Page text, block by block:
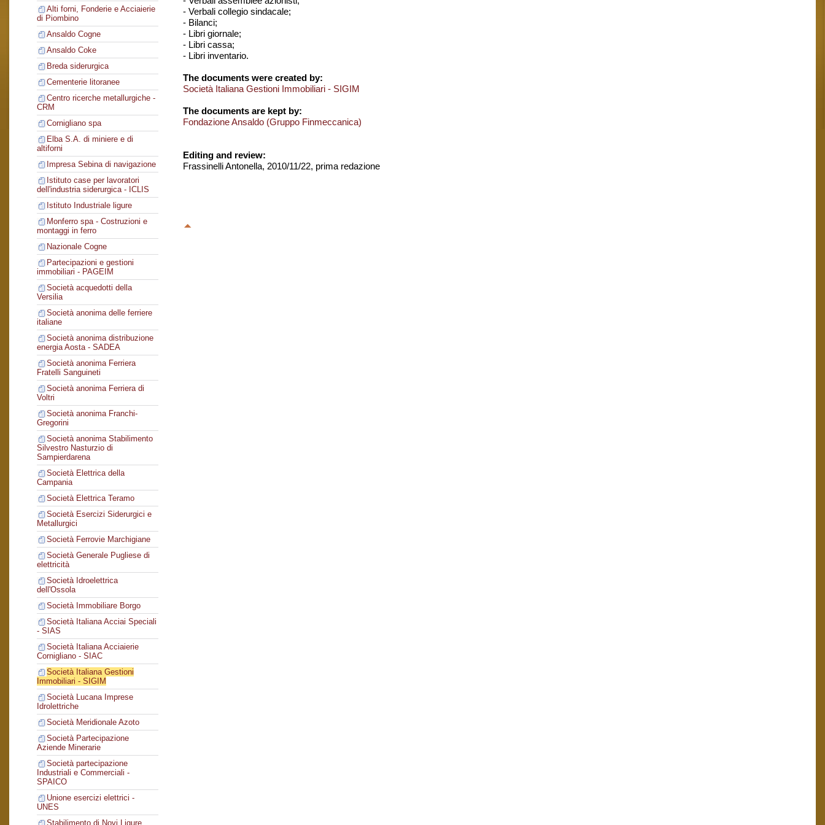
Alti forni, Fonderie e Acciaierie
di Piombino
Ansaldo Cogne
Ansaldo Coke
Breda siderurgica
Cementerie litoranee
Centro ricerche metallurgiche -
CRM
Cornigliano spa
Elba S.A. di miniere e di
altiforni
Impresa Sebina di navigazione
Istituto case per lavoratori
dell'industria siderurgica - ICLIS
Istituto Industriale ligure
Monferro spa - Costruzioni e
montaggi in ferro
Nazionale Cogne
Partecipazioni e gestioni
immobiliari - PAGEIM
Società acquedotti della
Versilia
Società anonima delle ferriere
italiane
Società anonima distribuzione
energia Aosta - SADEA
Società anonima Ferriera
Fratelli Sanguineti
Società anonima Ferriera di
Voltri
Società anonima Franchi-
Gregorini
Società anonima Stabilimento
Silvestro Nasturzio di
Sampierdarena
Società Elettrica della
Campania
Società Elettrica Teramo
Società Esercizi Siderurgici e
Metallurgici
Società Ferrovie Marchigiane
Società Generale Pugliese di
elettricità
Società Idroelettrica
dell'Ossola
Società Immobiliare Borgo
Società Italiana Acciai Speciali
- SIAS
Società Italiana Acciaierie
Cornigliano - SIAC
Società Italiana Gestioni
Immobiliari - SIGIM
Società Lucana Imprese
Idrolettriche
Società Meridionale Azoto
Società Partecipazione
Aziende Minerarie
Società partecipazione
Industriali e Commerciali -
SPAICO
Unione esercizi elettrici -
UNES
Stabilimento di Novi Ligure
- Verbali collegio sindacale;
- Bilanci;
- Libri giornale;
- Libri cassa;
- Libri inventario.
The documents were created by:
Società Italiana Gestioni Immobiliari - SIGIM
The documents are kept by:
Fondazione Ansaldo (Gruppo Finmeccanica)
Editing and review:
Frassinelli Antonella, 2010/11/22, prima redazione